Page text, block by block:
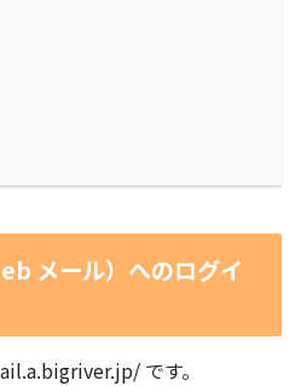
メール）へのログイ
です。